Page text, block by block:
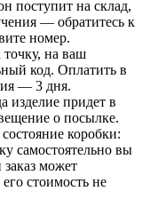
поступит на склад,
— обратитесь к
номер.
точку, на ваш
код. Оплатить в
— 3 дня.
изделие придет в
о посылке.
коробки:
самостоятельно вы
может
стоимость не